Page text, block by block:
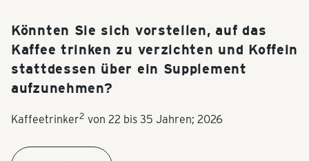
Könnten Sie sich vorstellen, auf das
Kaffee trinken zu verzichten und Koffein
stattdessen über ein Supplement
aufzunehmen?
Kaffeetrinker2 von 22 bis 35 Jahren; 2026